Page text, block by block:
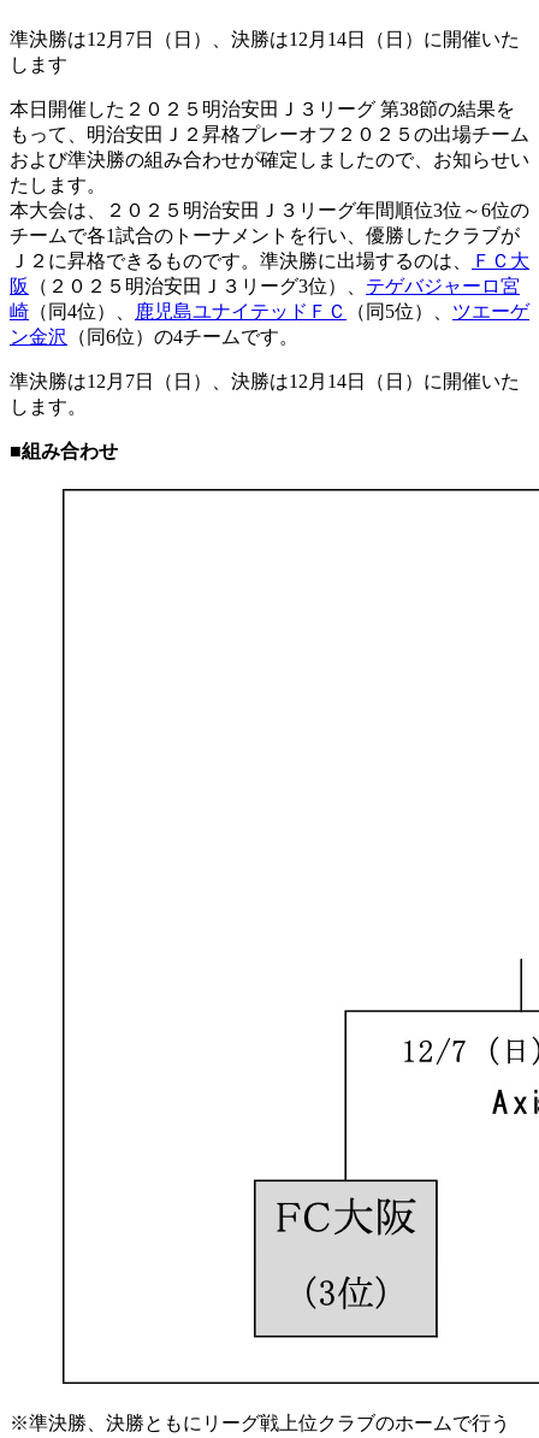
準決勝は12月7日（日）、決勝は12月14日（日）に開催いた
します
本日開催した２０２５明治安田Ｊ３リーグ 第38節の結果を
もって、明治安田Ｊ２昇格プレーオフ２０２５の出場チーム
および準決勝の組み合わせが確定しましたので、お知らせい
たします。
本大会は、２０２５明治安田Ｊ３リーグ年間順位3位～6位の
チームで各1試合のトーナメントを行い、優勝したクラブが
Ｊ２に昇格できるものです。準決勝に出場するのは、
ＦＣ大
阪
（２０２５明治安田Ｊ３リーグ3位）、 テゲバジャーロ宮
崎 （同4位）、 鹿児島ユナイテッドＦＣ （同5位）、 ツエーゲ
ン金沢
（同6位）の4チームです。
準決勝は12月7日（日）、決勝は12月14日（日）に開催いた
します。
■組み合わせ
※準決勝、決勝ともにリーグ戦上位クラブのホームで行う